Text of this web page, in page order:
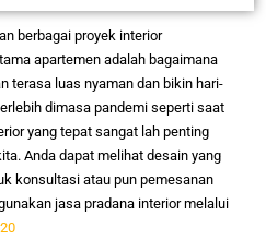
berbagai proyek interior
apartemen adalah bagaimana
terasa luas nyaman dan bikin hari-
dimasa pandemi seperti saat
yang tepat sangat lah penting
Anda dapat melihat desain yang
konsultasi atau pun pemesanan
jasa pradana interior melalui